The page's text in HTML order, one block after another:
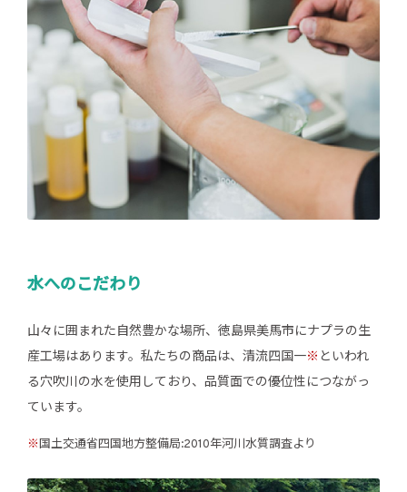
水へのこだわり
山々に囲まれた自然豊かな場所、徳島県美馬市にナプラの生
産工場はあります。私たちの商品は、清流四国一※ といわれ
る穴吹川の水を使用しており、品質面での優位性につながっ
ています。
※ 国土交通省四国地方整備局:2010年河川水質調査より